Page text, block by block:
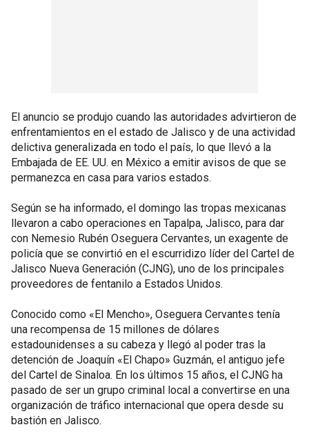
El anuncio se produjo cuando las autoridades advirtieron de
enfrentamientos en el estado de Jalisco y de una actividad
delictiva generalizada en todo el país, lo que llevó a la
Embajada de EE. UU. en México a emitir avisos de que se
permanezca en casa para varios estados.
Según se ha informado, el domingo las tropas mexicanas
llevaron a cabo operaciones en Tapalpa, Jalisco, para dar
con Nemesio Rubén Oseguera Cervantes, un exagente de
policía que se convirtió en el escurridizo líder del Cartel de
Jalisco Nueva Generación (CJNG), uno de los principales
proveedores de fentanilo a Estados Unidos.
Conocido como «El Mencho», Oseguera Cervantes tenía
una recompensa de 15 millones de dólares
estadounidenses a su cabeza y llegó al poder tras la
detención de Joaquín «El Chapo» Guzmán, el antiguo jefe
del Cartel de Sinaloa. En los últimos 15 años, el CJNG ha
pasado de ser un grupo criminal local a convertirse en una
organización de tráfico internacional que opera desde su
bastión en Jalisco.